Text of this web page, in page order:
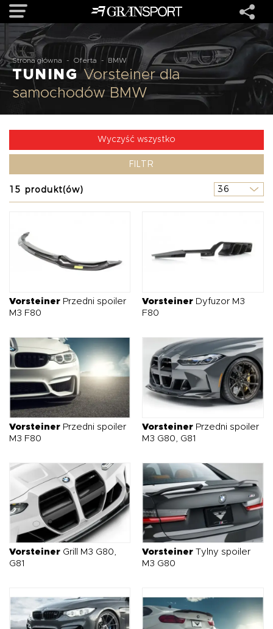
OFERTA
MARKI
O NAS
Strona główna - Oferta - BMW
TUNING Vorsteiner dla
samochodów BMW
Wyczyść wszystko
FILTR
15 produkt(ów)
Vorsteiner Przedni spoiler
M3 F80
Vorsteiner Dyfuzor M3
F80
Vorsteiner Przedni spoiler
M3 F80
Vorsteiner Przedni spoiler
M3 G80, G81
Vorsteiner Grill M3 G80,
G81
Vorsteiner Tylny spoiler
M3 G80